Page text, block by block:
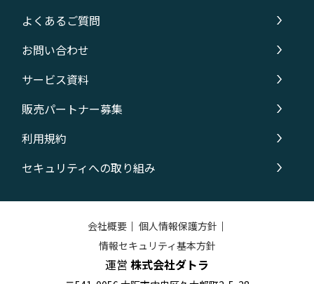
よくあるご質問
お問い合わせ
サービス資料
販売パートナー募集
利用規約
セキュリティへの取り組み
会社概要｜ 個人情報保護方針 ｜
情報セキュリティ基本方針
運営 株式会社ダトラ